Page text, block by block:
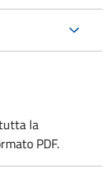
la
PDF.